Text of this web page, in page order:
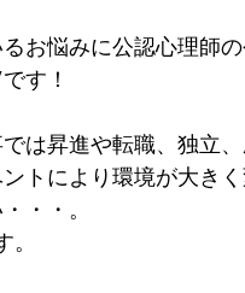
お悩みに公認心理師
です！
は昇進や転職、独立
トにより環境が大きく
・・。
。